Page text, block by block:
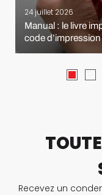
24 juillet 2026
Manual : le livre
code d’impression
Recevez un